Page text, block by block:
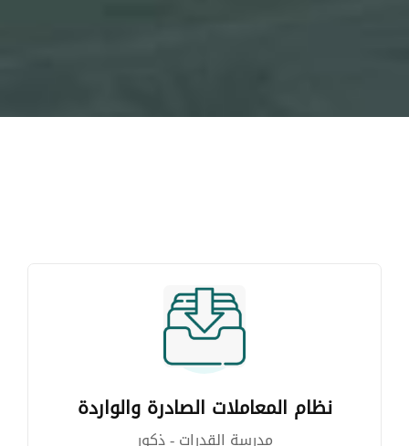
نظام المعاملات الصادرة والواردة
مدرسة القدرات - ذكور